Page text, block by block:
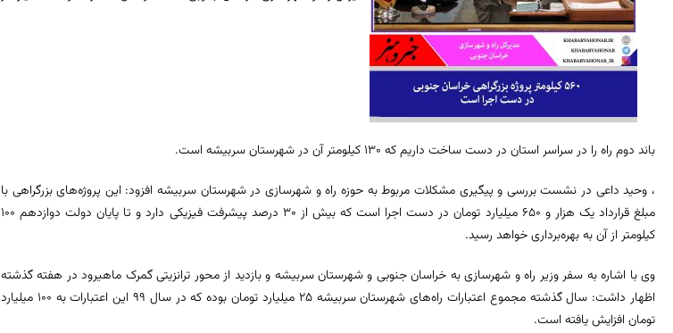
باند دوم راه‌ را در سراسر استان در دست ساخت داریم که ۱۳۰ کیلومتر آن در شهرستان سربیشه است.
، وحید داعی در نشست بررسی و پیگیری مشکلات مربوط به حوزه راه و شهرسازی در شهرستان سربیشه افزود: این پروژه‌های بزرگراهی با
مبلغ قرارداد یک هزار و ۶۵۰ میلیارد تومان در دست اجرا است که بیش از ۳۰ درصد پیشرفت فیزیکی دارد و تا پایان دولت دوازدهم ۱۰۰
کیلومتر از آن به بهره‌برداری خواهد رسید.
وی با اشاره به سفر وزیر راه و شهرسازی به خراسان جنوبی و شهرستان سربیشه و بازدید از محور ترانزیتی گمرک ماهیرود در هفته گذشته
اظهار داشت: سال گذشته مجموع اعتبارات راه‌های شهرستان سربیشه ۲۵ میلیارد تومان بوده که در سال ۹۹ این اعتبارات به ۱۰۰ میلیارد
تومان افزایش یافته است.